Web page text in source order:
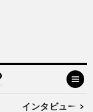
インタビュー